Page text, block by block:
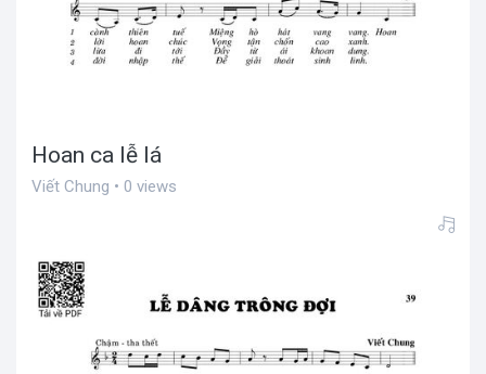
Hoan ca lễ lá
Viết Chung • 0 views